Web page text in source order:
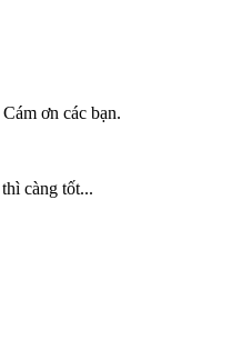
ơn các bạn.
càng tốt...